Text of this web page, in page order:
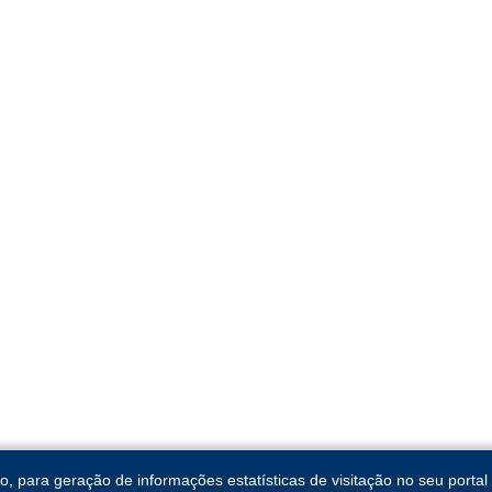
para geração de informações estatísticas de visitação no seu